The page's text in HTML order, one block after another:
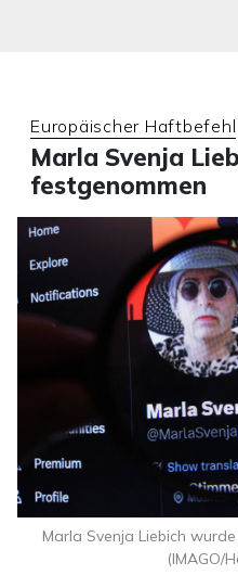
Europäischer Haftbefehl
Marla Svenja
festgenommen
Marla Svenja Liebich
(IMAGO/